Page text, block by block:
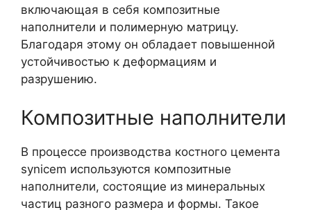
включающая в себя композитные
наполнители и полимерную матрицу.
Благодаря этому он обладает повышенной
устойчивостью к деформациям и
разрушению.
Композитные наполнители
В процессе производства костного цемента
synicem используются композитные
наполнители, состоящие из минеральных
частиц разного размера и формы. Такое